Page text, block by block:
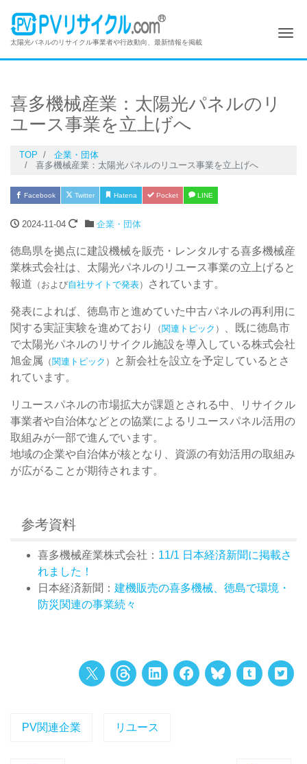
太陽光パネルのリサイクル事業者や行政動向、最新情報を掲載
喜多機械産業：太陽光パネルのリ
ユース事業を立上げへ
TOP
企業・団体
喜多機械産業：太陽光パネルのリユース事業を立上げへ
Facebook Twitter Hatena Pocket LINE
2024-11-04 企業・団体
徳島県を拠点に建設機械を販売・レンタルする喜多機械産
業株式会社は、太陽光パネルのリユース事業の立上げると
報道 （および自社サイトで発表） されています。
発表によれば、徳島市と進めていた中古パネルの再利用に
関する実証実験を進めており
（関連トピック ）
、既に徳島市
で太陽光パネルのリサイクル施設を導入している株式会社
旭金属 （関連トピック ）
と新会社を設立を予定しているとさ
れています。
リユースパネルの市場拡大が課題とされる中、リサイクル
事業者や自治体などとの協業によるリユースパネル活用の
取組みが一部で進んでいます。
地域の企業や自治体が核となり、資源の有効活用の取組み
が広がることが期待されます。
参考資料
喜多機械産業株式会社： 11/1 日本経済新聞に掲載さ
れました！
日本経済新聞： 建機販売の喜多機械、徳島で環境・
防災関連の事業続々
PV関連企業 リユース